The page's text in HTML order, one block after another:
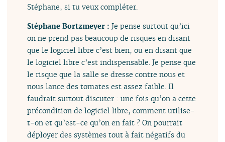
Stéphane, si tu veux compléter.
Stéphane Bortzmeyer :Je pense surtout qu’ici
on ne prend pas beaucoup de risques en disant
que le logiciel libre c’est bien, ou en disant que
le logiciel libre c’est indispensable. Je pense que
le risque que la salle se dresse contre nous et
nous lance des tomates est assez faible. Il
faudrait surtout discuter : une fois qu’on a cette
précondition de logiciel libre, comment utilise-
t-on et qu’est-ce qu’on en fait ? On pourrait
déployer des systèmes tout à fait négatifs du